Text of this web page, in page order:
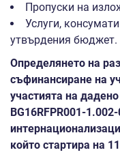
Пропуски на
Услуги,
утвърдения бюджет.
Определянето на
съфинансиране на
участията на
BG16RFPR001-
който стартира на